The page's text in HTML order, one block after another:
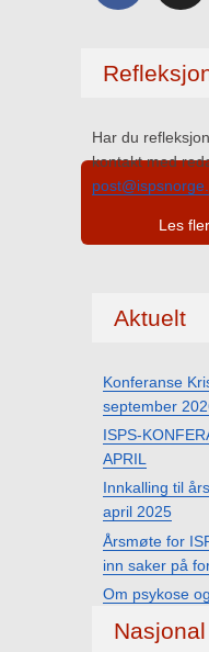
Har du
kontakt med
Les
Aktuelt
Konferanse
september
ISPS-
APRIL
Innkalling til
april 2025
Årsmøte for
inn saker på
Om psykose